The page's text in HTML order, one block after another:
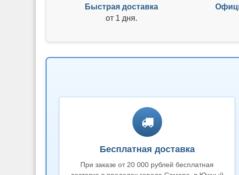
Быстрая доставка
от 1 дня.
Бесплатная доставка
При заказе от 20 000 рублей бесплатная